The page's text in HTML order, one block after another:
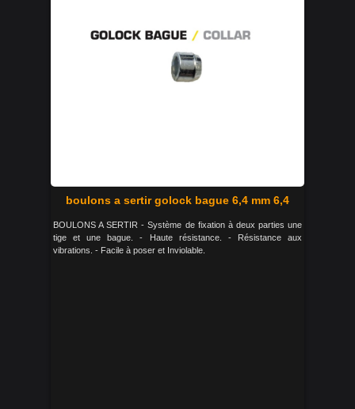
boulons a sertir golock bague 6,4 mm 6,4
BOULONS A SERTIR - Système de fixation à deux parties une
tige et une bague. - Haute résistance. - Résistance aux
vibrations. - Facile à poser et Inviolable.